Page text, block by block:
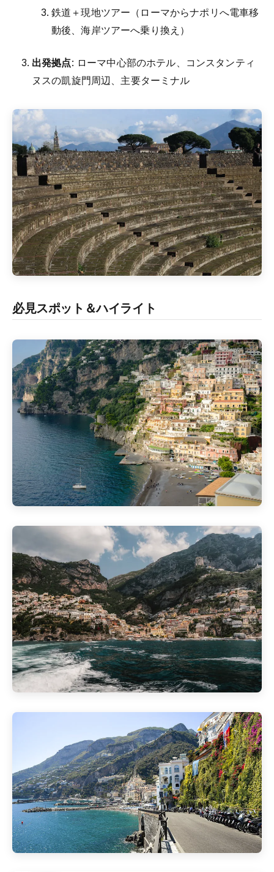
鉄道＋現地ツアー（ローマからナポリへ電車移
動後、海岸ツアーへ乗り換え）
出発拠点: ローマ中心部のホテル、コンスタンティ
ヌスの凱旋門周辺、主要ターミナル
必見スポット＆ハイライト